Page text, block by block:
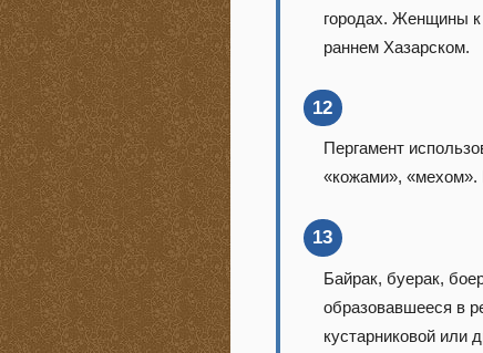
городах. Женщины к
раннем Хазарском.
12
Пергамент
«кожами», «мехом».
13
Байрак, буерак,
образовавшееся в
кустарниковой или